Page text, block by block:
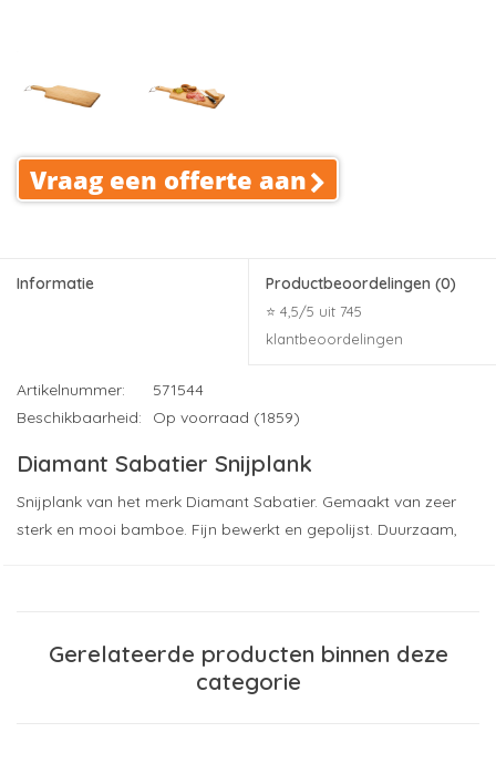
Vraag een offerte aan
Informatie Productbeoordelingen (0)
⭐ 4,5/5 uit 745
klantbeoordelingen
Artikelnummer:
571544
Beschikbaarheid:
Op voorraad (1859)
Diamant Sabatier Snijplank
Snijplank van het merk Diamant Sabatier. Gemaakt van zeer
sterk en mooi bamboe. Fijn bewerkt en gepolijst. Duurzaam,
Drukformaat (indicatie): 60 x 30
Maximaal aantal drukkleuren: op aanvraag, diverse
Gerelateerde producten binnen deze
categorie